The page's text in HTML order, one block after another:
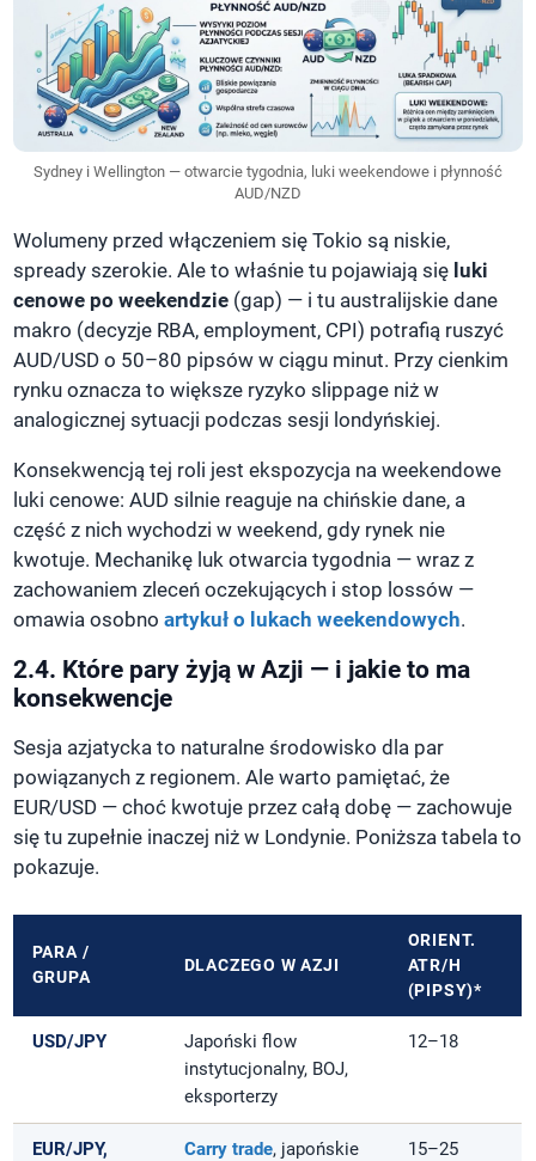
Sydney i Wellington — otwarcie tygodnia, luki weekendowe i płynność
AUD/NZD
Wolumeny przed włączeniem się Tokio są niskie,
spready szerokie. Ale to właśnie tu pojawiają się luki
cenowe po weekendzie (gap) — i tu australijskie dane
makro (decyzje RBA, employment, CPI) potrafią ruszyć
AUD/USD o 50–80 pipsów w ciągu minut. Przy cienkim
rynku oznacza to większe ryzyko slippage niż w
analogicznej sytuacji podczas sesji londyńskiej.
Konsekwencją tej roli jest ekspozycja na weekendowe
luki cenowe: AUD silnie reaguje na chińskie dane, a
część z nich wychodzi w weekend, gdy rynek nie
kwotuje. Mechanikę luk otwarcia tygodnia — wraz z
zachowaniem zleceń oczekujących i stop lossów —
omawia osobnoartykuł o lukach weekendowych.
2.4. Które pary żyją w Azji — i jakie to ma
konsekwencje
Sesja azjatycka to naturalne środowisko dla par
powiązanych z regionem. Ale warto pamiętać, że
EUR/USD — choć kwotuje przez całą dobę — zachowuje
się tu zupełnie inaczej niż w Londynie. Poniższa tabela to
pokazuje.
PARA /
GRUPA
DLACZEGO W AZJI
ORIENT.
ATR/H
(PIPSY)*
USD/JPY
Japoński flow
instytucjonalny, BOJ,
eksporterzy
12–18
EUR/JPY,
Carry trade, japońskie
15–25